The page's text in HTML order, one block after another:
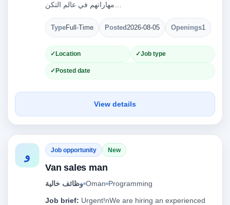
TypeFull-Time Posted2026-08-05 Openings1
Location Job type
Posted date
View details
و Job opportunity New
Van sales man
وظائف خالية Oman Programming
Job brief: Urgent!nWe are hiring an experienced